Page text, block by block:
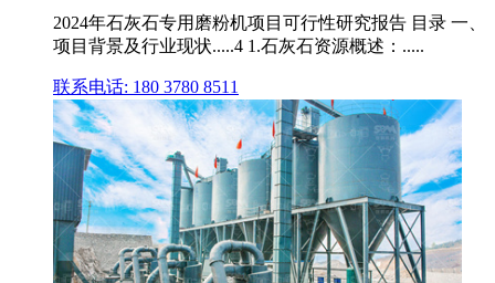
2024年石灰石专用磨粉机项目可行性研究报告 目录 一、
项目背景及行业现状.....4 1.石灰石资源概述：.....
联系电话: 180 3780 8511